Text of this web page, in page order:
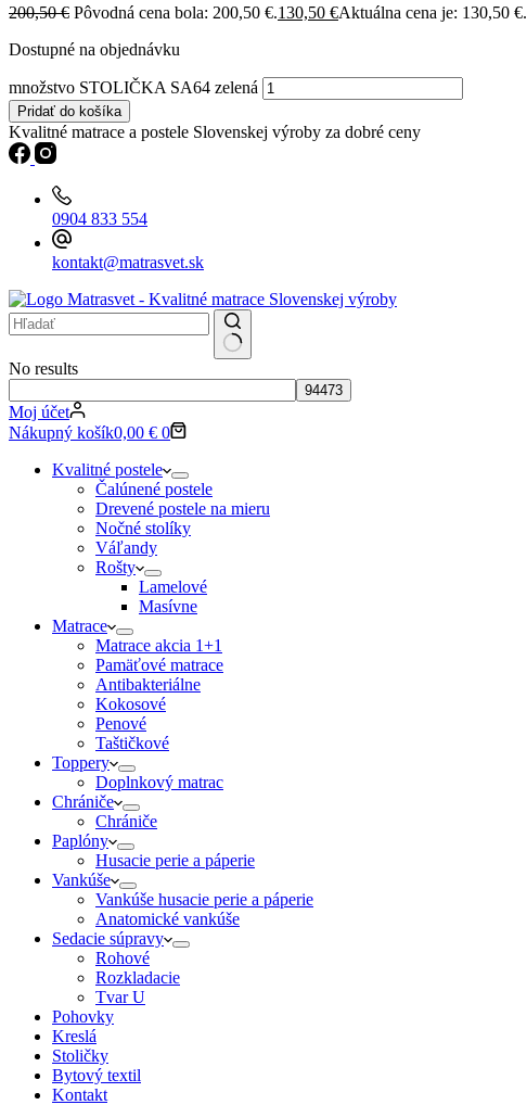
200,50€ Pôvodná cena bola: 200,50 €.130,50 €Aktuálna cena je: 130,50 €.
Dostupné na objednávku
množstvo STOLIČKA SA64 zelená
Pridať do košíka
Kvalitné matrace a postele Slovenskej výroby za dobré ceny
0904 833 554
kontakt@matrasvet.sk
No results
Moj účet
Nákupný košík0,00 € 0
Kvalitné postele
Čalúnené postele
Drevené postele na mieru
Nočné stolíky
Váľandy
Rošty
Lamelové
Masívne
Matrace
Matrace akcia 1+1
Pamäťové matrace
Antibakteriálne
Kokosové
Penové
Taštičkové
Toppery
Doplnkový matrac
Chrániče
Chrániče
Paplóny
Husacie perie a páperie
Vankúše
Vankúše husacie perie a páperie
Anatomické vankúše
Sedacie súpravy
Rohové
Rozkladacie
Tvar U
Pohovky
Kreslá
Stoličky
Bytový textil
Kontakt